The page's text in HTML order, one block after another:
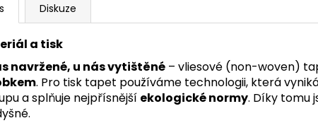
Diskuze
a tisk
navržené, u nás vytištěné – vliesové (non-woven)
. Pro tisk tapet používáme technologii, která
a splňuje nejpřísnější ekologické normy. Díky tomu